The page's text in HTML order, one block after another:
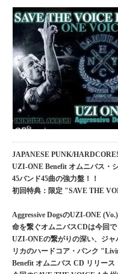
JAPANESE PUNK/
UZI-ONE Benefit オムニバス・
45バンド45曲の強力盤！！
初回特典：限定 "SAVE THE
Aggressive DogsのUZI-ONE
命を繋ぐオムニバスCDは今回
UZI-ONEの繋がりの深い、ジ
リカのハードコア・パンク
Benefit オムニバス CD リリース